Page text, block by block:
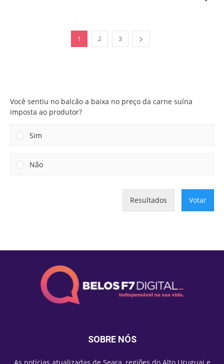
1 2 3
Você sentiu no balcão a baixa no preço da carne suína
imposta ao produtor?
Sim
Não
Resultados Votar
SOBRE NÓS